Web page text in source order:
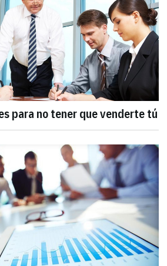
para no tener que venderte tú